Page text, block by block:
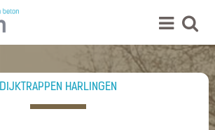
DIJKTRAPPEN HARLINGEN